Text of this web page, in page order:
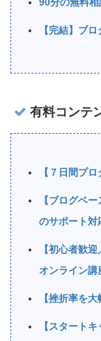
90分の無料相
【完結】ブ
有料コンテ
【７日間プ
【ブログベ
のサポート対
【初心者歓
オンライン講
【挫折率を
【スタート